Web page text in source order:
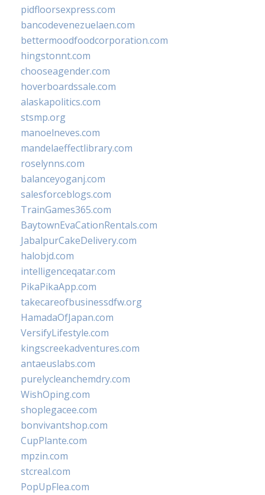
pidfloorsexpress.com
bancodevenezuelaen.com
bettermoodfoodcorporation.com
hingstonnt.com
chooseagender.com
hoverboardssale.com
alaskapolitics.com
stsmp.org
manoelneves.com
mandelaeffectlibrary.com
roselynns.com
balanceyoganj.com
salesforceblogs.com
TrainGames365.com
BaytownEvaCationRentals.com
JabalpurCakeDelivery.com
halobjd.com
intelligenceqatar.com
PikaPikaApp.com
takecareofbusinessdfw.org
HamadaOfJapan.com
VersifyLifestyle.com
kingscreekadventures.com
antaeuslabs.com
purelycleanchemdry.com
WishOping.com
shoplegacee.com
bonvivantshop.com
CupPlante.com
mpzin.com
stcreal.com
PopUpFlea.com